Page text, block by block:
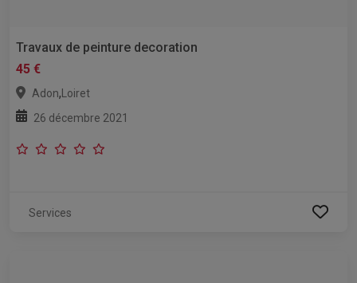
Travaux de peinture decoration
45 €
Adon, Loiret
26 décembre 2021
Services